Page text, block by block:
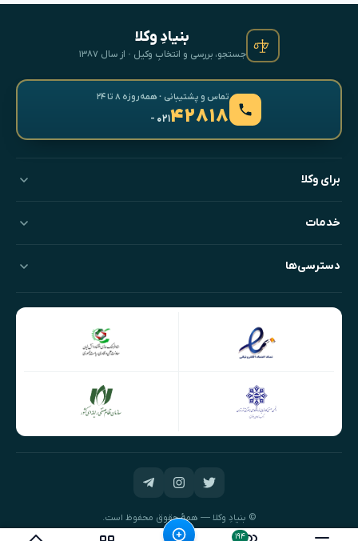
۱۹۴
بنیادِ وکلا
جستجو، بررسی و انتخابِ وکیل · از سال ۱۳۸۷
تماس و پشتیبانی · همه‌روزه ۸ تا ۲۴
۴۲۸۱۸- ۰۲۱
برای وکلا
خدمات
دسترسی‌ها
© بنیادِ وکلا — همهٔ حقوق محفوظ است.
طراحی و توسعه:نیک‌داده‌پرداز